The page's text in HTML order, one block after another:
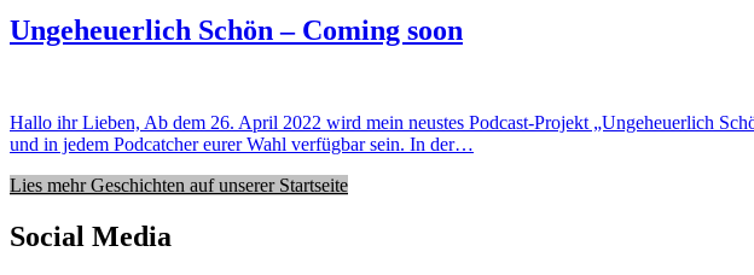
Ungeheuerlich Schön – Coming soon
Hallo ihr Lieben, Ab dem 26. April 2022 wird mein neustes Podcast-Projekt „Ungeheuerlich
und in jedem Podcatcher eurer Wahl verfügbar sein. In der…
Lies mehr Geschichten auf unserer Startseite
Social Media